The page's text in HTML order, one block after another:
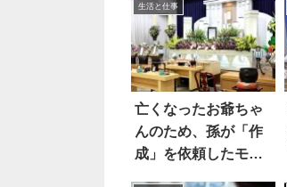
生活と仕事
亡くなったお爺ちゃ
んのため、孫が「作
成」を依頼したモ